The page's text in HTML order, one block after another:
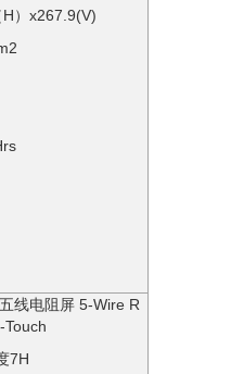
）x267.9(V)
线电阻屏 5-Wire R
Touch
7H